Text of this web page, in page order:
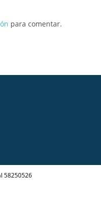
para comentar.
58250526